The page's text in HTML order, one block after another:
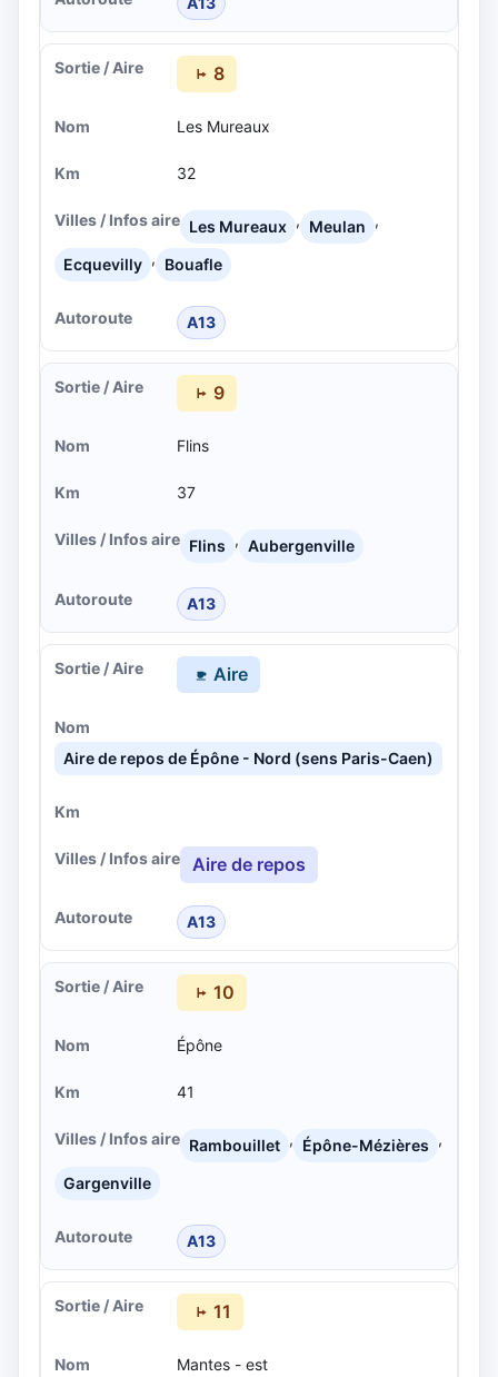
8
Les Mureaux
32
Les Mureaux , Meulan ,
Ecquevilly , Bouafle
A13
9
Flins
37
Flins , Aubergenville
A13
Aire
Aire de repos de Épône - Nord (sens Paris-Caen)
Aire de repos
A13
10
Épône
41
Rambouillet , Épône-Mézières ,
Gargenville
A13
11
Mantes - est